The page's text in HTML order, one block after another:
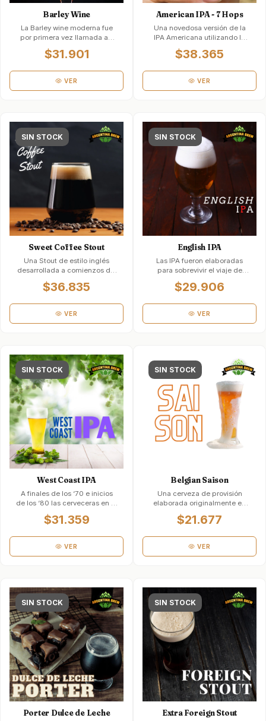
Barley Wine
La Barley wine moderna fue
por primera vez llamada así
en 1872. Las Barley wine eran
cer…
$31.901
VER
American IPA - 7 Hops
Una novedosa versión de la
IPA Americana utilizando la
variedad de levadura de
mayor bio…
$38.365
VER
SIN STOCK
Sweet Coffee Stout
Una Stout de estilo inglés
desarrollada a comienzos del
1900. Históricamente
conocida como &l…
$36.835
VER
SIN STOCK
English IPA
Las IPA fueron elaboradas
para sobrevivir el viaje de
Inglaterra a la India. A
comienzos del si…
$29.906
VER
SIN STOCK
West Coast IPA
A finales de los ‘70 e inicios
de los ‘80 las cerveceras en la
Costa Oeste, especia…
$31.359
VER
SIN STOCK
Belgian Saison
Una cerveza de provisión
elaborada originalmente en
Valonia, la parte francófona …
$21.677
VER
SIN STOCK
Porter Dulce de Leche
SIN STOCK
Extra Foreign Stout